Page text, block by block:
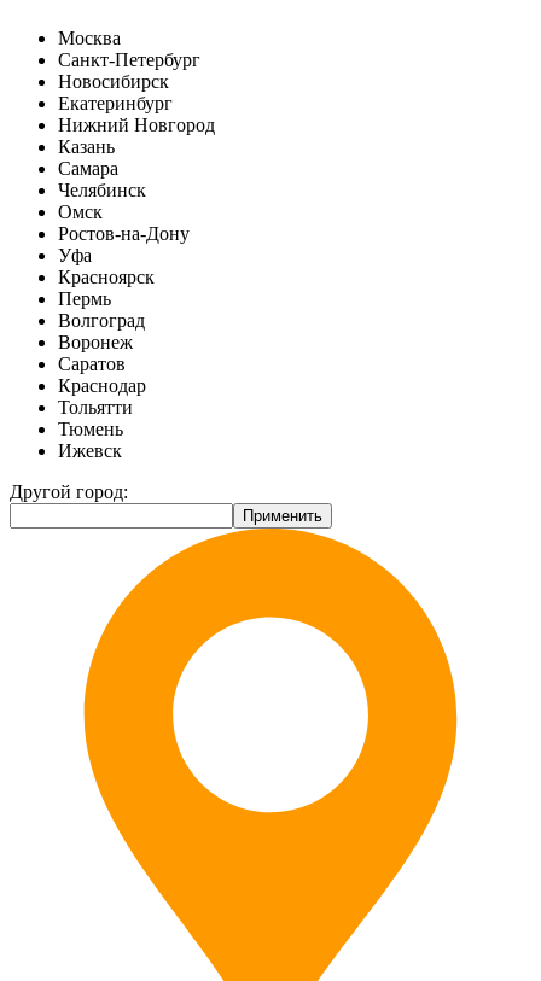
Москва
Санкт-Петербург
Новосибирск
Екатеринбург
Нижний Новгород
Казань
Самара
Челябинск
Омск
Ростов-на-Дону
Уфа
Красноярск
Пермь
Волгоград
Воронеж
Саратов
Краснодар
Тольятти
Тюмень
Ижевск
Другой город: